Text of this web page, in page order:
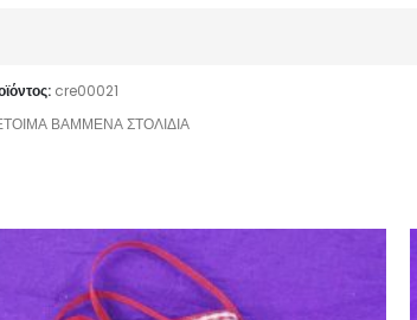
cre00021
ΒΑΜΜΕΝΑ ΣΤΟΛΙΔΙΑ